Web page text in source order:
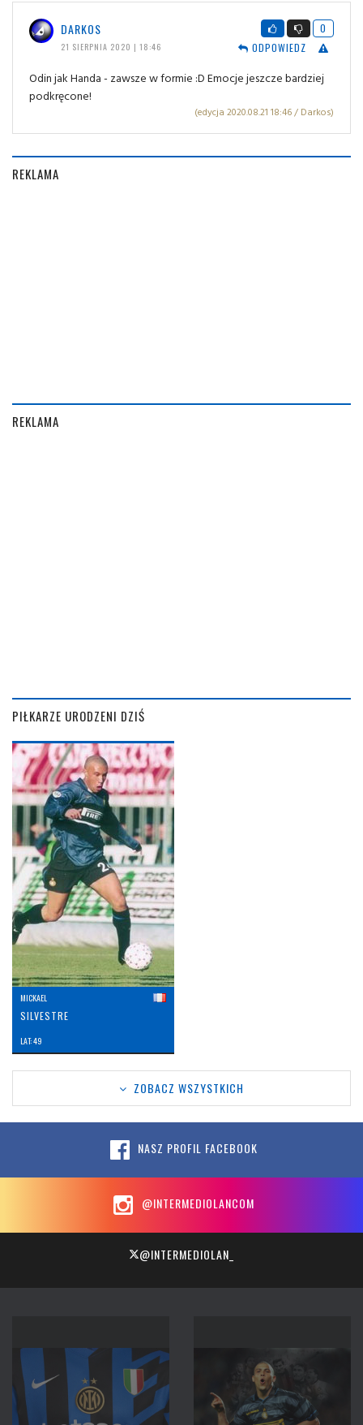
DARKOS
21 SIERPNIA 2020 | 18:46
0
ODPOWIEDZ
Odin jak Handa - zawsze w formie :D Emocje jeszcze bardziej
podkręcone!
(edycja 2020.08.21 18:46 / Darkos)
REKLAMA
REKLAMA
PIŁKARZE URODZENI DZIŚ
MICKAEL
SILVESTRE
LAT: 49
ZOBACZ WSZYSTKICH
NASZ PROFIL FACEBOOK
@INTERMEDIOLANCOM
@INTERMEDIOLAN_